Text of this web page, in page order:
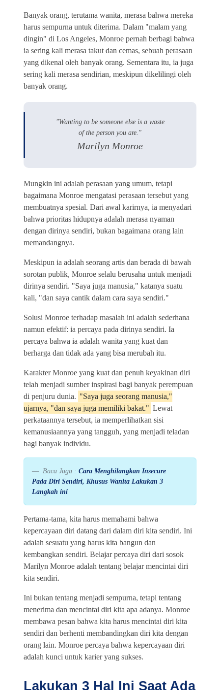
Banyak orang, terutama wanita, merasa bahwa mereka
harus sempurna untuk diterima. Dalam "malam yang
dingin" di Los Angeles, Monroe pernah berbagi bahwa
ia sering kali merasa takut dan cemas, sebuah perasaan
yang dikenal oleh banyak orang. Sementara itu, ia juga
sering kali merasa sendirian, meskipun dikelilingi oleh
banyak orang.
"Wanting to be someone else is a waste
of the person you are."
Marilyn Monroe
Mungkin ini adalah perasaan yang umum, tetapi
bagaimana Monroe mengatasi perasaan tersebut yang
membuatnya spesial. Dari awal karirnya, ia menyadari
bahwa prioritas hidupnya adalah merasa nyaman
dengan dirinya sendiri, bukan bagaimana orang lain
memandangnya.
Meskipun ia adalah seorang artis dan berada di bawah
sorotan publik, Monroe selalu berusaha untuk menjadi
dirinya sendiri. "Saya juga manusia," katanya suatu
kali, "dan saya cantik dalam cara saya sendiri."
Solusi Monroe terhadap masalah ini adalah sederhana
namun efektif: ia percaya pada dirinya sendiri. Ia
percaya bahwa ia adalah wanita yang kuat dan
berharga dan tidak ada yang bisa merubah itu.
Karakter Monroe yang kuat dan penuh keyakinan diri
telah menjadi sumber inspirasi bagi banyak perempuan
di penjuru dunia. "Saya juga seorang manusia,"
ujarnya, "dan saya juga memiliki bakat." Lewat
perkataannya tersebut, ia memperlihatkan sisi
kemanusiaannya yang tangguh, yang menjadi teladan
bagi banyak individu.
Baca Juga : Cara Menghilangkan Insecure
Pada Diri Sendiri, Khusus Wanita Lakukan 3
Langkah ini
Pertama-tama, kita harus memahami bahwa
kepercayaan diri datang dari dalam diri kita sendiri. Ini
adalah sesuatu yang harus kita bangun dan
kembangkan sendiri. Belajar percaya diri dari sosok
Marilyn Monroe adalah tentang belajar mencintai diri
kita sendiri.
Ini bukan tentang menjadi sempurna, tetapi tentang
menerima dan mencintai diri kita apa adanya. Monroe
membawa pesan bahwa kita harus mencintai diri kita
sendiri dan berhenti membandingkan diri kita dengan
orang lain. Monroe percaya bahwa kepercayaan diri
adalah kunci untuk karier yang sukses.
Lakukan 3 Hal Ini Saat Ada